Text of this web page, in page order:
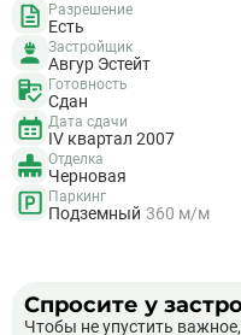
Разрешение
Есть
Застройщик
Авгур Эстейт
Готовность
Сдан
Дата сдачи
IV квартал 2007
Отделка
Черновая
Паркинг
Подземный 360 м/м
Спросите у
Чтобы не упустить